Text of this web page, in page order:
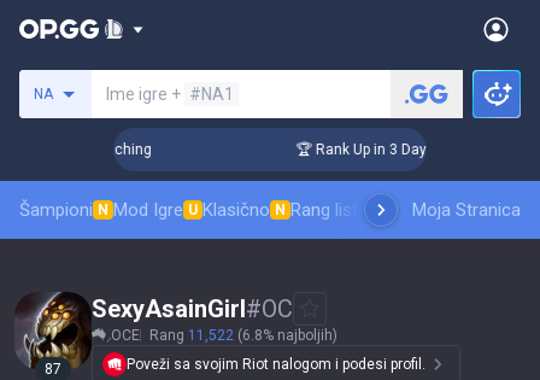
NA Ime igre + #NA1
Coaching 🏆 Rank Up in 3 Days! Challenger
Šampioni N Mod Igre U Klasično N Rang lista skinovaRangiranje
Moja Stranica
87
SexyAsainGirl#OC
OCE Rang 11,522 (6.8% najboljih)
Poveži sa svojim Riot nalogom i podesi profil.